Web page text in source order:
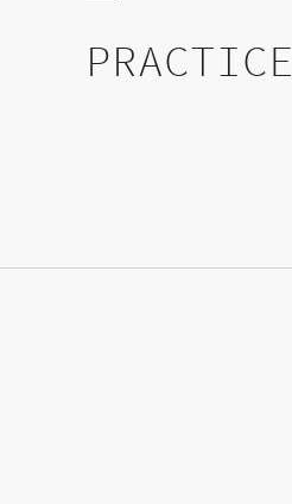
PRACTICE